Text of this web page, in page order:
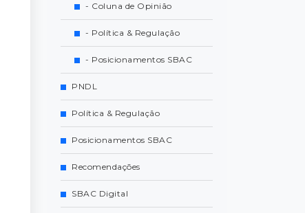
- Coluna de Opinião
- Política & Regulação
- Posicionamentos SBAC
PNDL
Política & Regulação
Posicionamentos SBAC
Recomendações
SBAC Digital